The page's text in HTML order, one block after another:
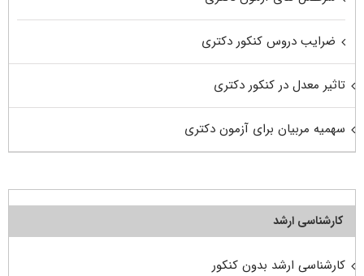
ضرایب دروس کنکور دکتری
تاثیر معدل در کنکور دکتری
سهمیه مربیان برای آزمون دکتری
کارشناسی ارشد
کارشناسی ارشد بدون کنکور